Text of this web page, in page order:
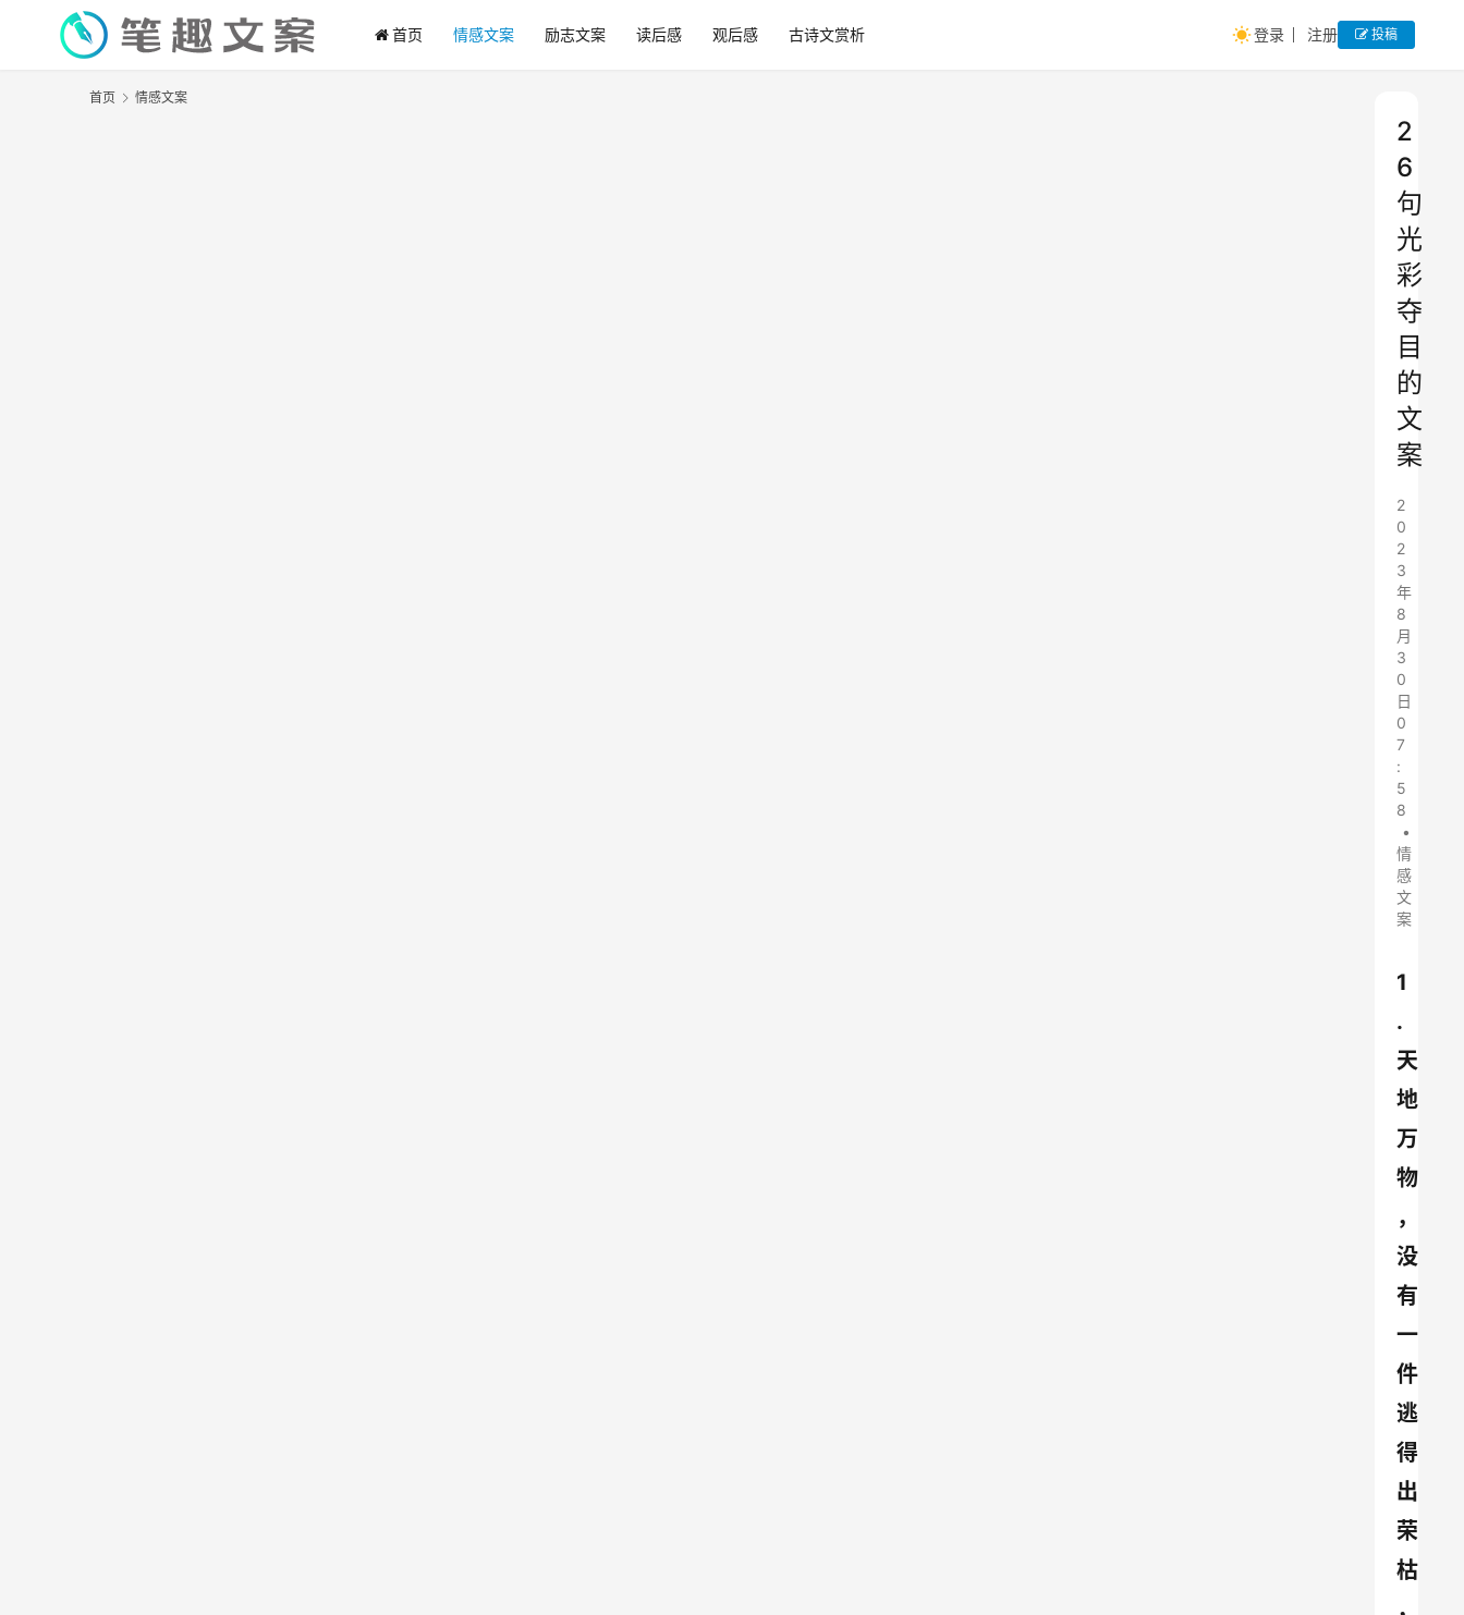
首页 情感文案 励志文案 读后感 观后感 古诗文赏析 登录 注册 投稿
首页 情感文案
2
6
句
光
彩
夺
目
的
文
案
2
0
2
3
年
8
月
3
0
日
0
7
:
5
8
•
情
感
文
案
1
.
天
地
万
物
，
没
有
一
件
逃
得
出
荣
枯
，